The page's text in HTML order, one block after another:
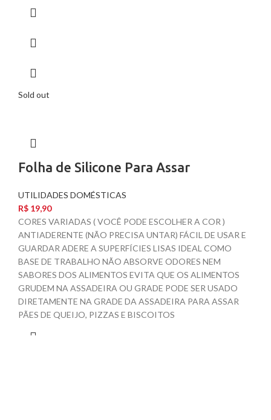
Sold out
Folha de Silicone Para Assar
UTILIDADES DOMÉSTICAS
R$ 19,90
CORES VARIADAS ( VOCÊ PODE ESCOLHER A COR )
ANTIADERENTE (NÃO PRECISA UNTAR) FÁCIL DE USAR E
GUARDAR ADERE A SUPERFÍCIES LISAS IDEAL COMO
BASE DE TRABALHO NÃO ABSORVE ODORES NEM
SABORES DOS ALIMENTOS EVITA QUE OS ALIMENTOS
GRUDEM NA ASSADEIRA OU GRADE PODE SER USADO
DIRETAMENTE NA GRADE DA ASSADEIRA PARA ASSAR
PÃES DE QUEIJO, PIZZAS E BISCOITOS